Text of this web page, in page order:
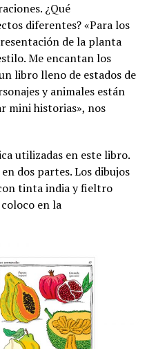
¿Qué
diferentes? «Para los
de la planta
Me encantan los
libro lleno de estados de
y animales están
mini historias», nos
utilizadas en este libro.
dos partes. Los dibujos
tinta india y fieltro
en la